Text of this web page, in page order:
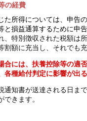
の経費
た所得については、申告
損益通算するために申
、特別徴収された税額は
額に充当し、それでも
には、扶養控除等の適
種給付判定に影響が出
知書が送達される日ま
きます。